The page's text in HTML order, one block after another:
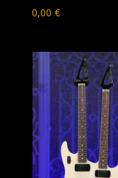
0,00 €